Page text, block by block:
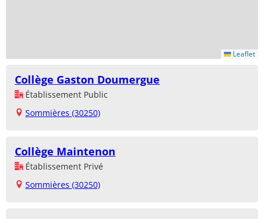
Leaflet
Collège Gaston Doumergue
Établissement Public
Sommières (30250)
Collège Maintenon
Établissement Privé
Sommières (30250)